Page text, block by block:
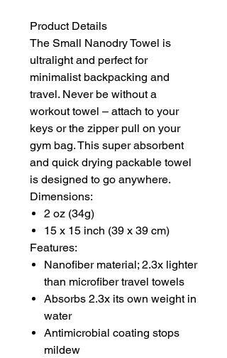
Product Details
The Small Nanodry Towel is
ultralight and perfect for
minimalist backpacking and
travel. Never be without a
workout towel – attach to your
keys or the zipper pull on your
gym bag. This super absorbent
and quick drying packable towel
is designed to go anywhere.
Dimensions:
2 oz (34g)
15 x 15 inch (39 x 39 cm)
Features:
Nanofiber material; 2.3x lighter
than microfiber travel towels
Absorbs 2.3x its own weight in
water
Antimicrobial coating stops
mildew